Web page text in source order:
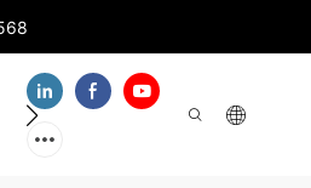
SOBRE NUESTRO EQUIPO